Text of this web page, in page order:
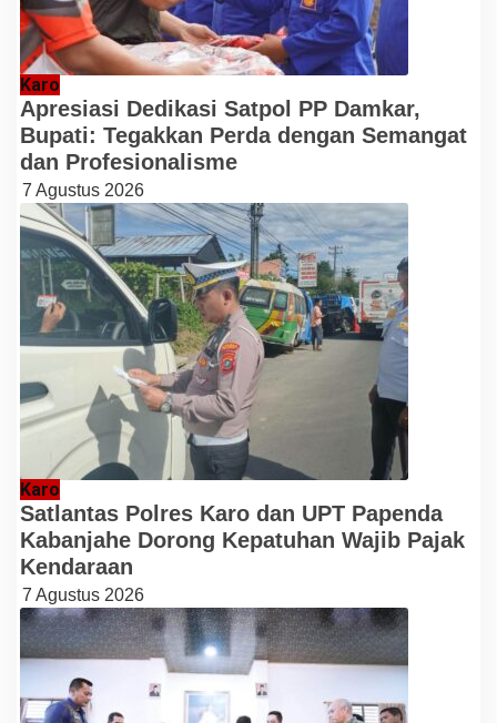
Karo
Apresiasi Dedikasi Satpol PP Damkar,
Bupati: Tegakkan Perda dengan Semangat
dan Profesionalisme
7 Agustus 2026
Karo
Satlantas Polres Karo dan UPT Papenda
Kabanjahe Dorong Kepatuhan Wajib Pajak
Kendaraan
7 Agustus 2026